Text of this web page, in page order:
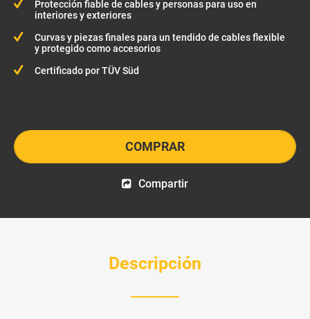
Protección fiable de cables y personas para uso en
interiores y exteriores
Curvas y piezas finales para un tendido de cables flexible
y protegido como accesorios
Certificado por TÜV Süd
COMPRAR
Compartir
Descripción